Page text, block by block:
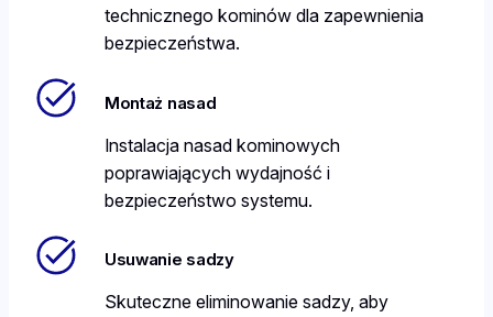
technicznego kominów dla zapewnienia
bezpieczeństwa.
Montaż nasad
Instalacja nasad kominowych
poprawiających wydajność i
bezpieczeństwo systemu.
Usuwanie sadzy
Skuteczne eliminowanie sadzy, aby